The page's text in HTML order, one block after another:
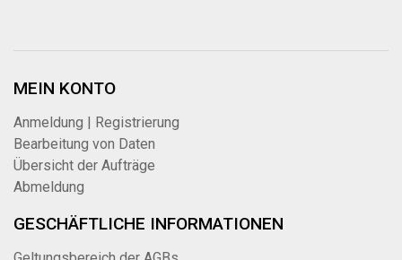
MEIN KONTO
Anmeldung | Registrierung
Bearbeitung von Daten
Übersicht der Aufträge
Abmeldung
GESCHÄFTLICHE INFORMATIONEN